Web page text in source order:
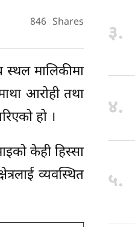
846 Shares
स्थल मालिकीमा
आरोही तथा
हो ।
केही हिस्सा
व्यवस्थित
३.
४.
५.